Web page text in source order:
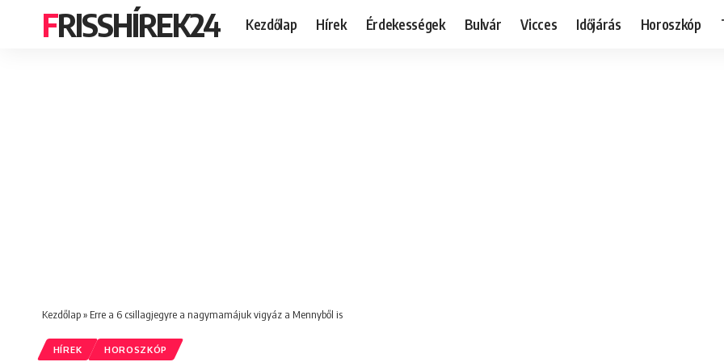
FRISSHÍREK24 Kezdőlap Hírek Érdekességek Bulvár Vicces Időjárás Horoszkóp
Kezdőlap» Erre a 6 csillagjegyre a nagymamájuk vigyáz a Mennyből is
HÍREK HOROSZKÓP